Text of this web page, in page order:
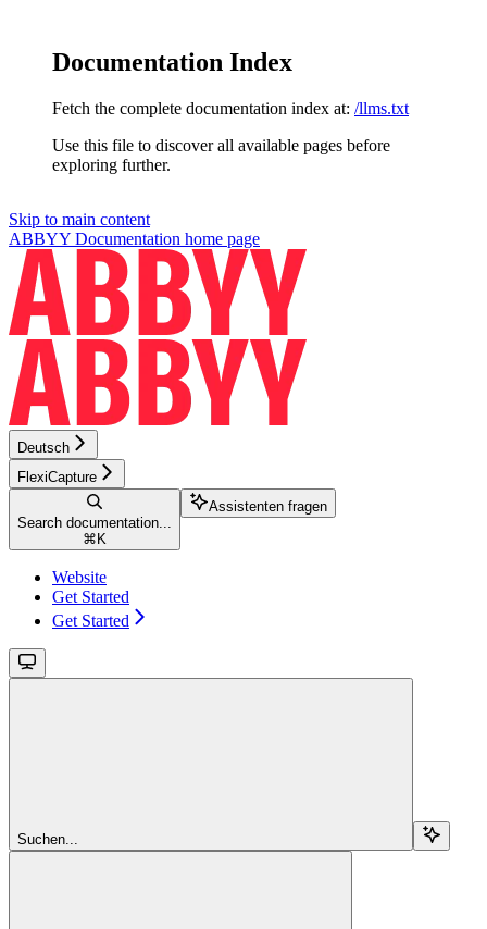
Documentation Index
Fetch the complete documentation index at: /llms.txt
Use this file to discover all available pages before
exploring further.
Skip to main content
ABBYY Documentation home page
Deutsch
FlexiCapture
Search documentation...
⌘ K
Assistenten fragen
Website
Get Started
Get Started
Suchen...